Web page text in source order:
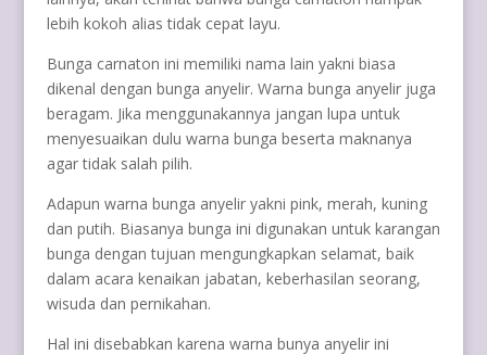
lebih kokoh alias tidak cepat layu.
Bunga carnaton ini memiliki nama lain yakni biasa
dikenal dengan bunga anyelir. Warna bunga anyelir juga
beragam. Jika menggunakannya jangan lupa untuk
menyesuaikan dulu warna bunga beserta maknanya
agar tidak salah pilih.
Adapun warna bunga anyelir yakni pink, merah, kuning
dan putih. Biasanya bunga ini digunakan untuk karangan
bunga dengan tujuan mengungkapkan selamat, baik
dalam acara kenaikan jabatan, keberhasilan seorang,
wisuda dan pernikahan.
Hal ini disebabkan karena warna bunya anyelir ini